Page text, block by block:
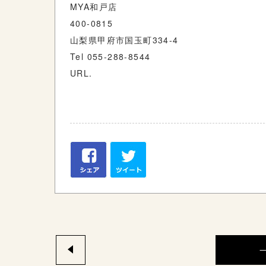
MYA和戸店
400-0815
山梨県甲府市国玉町334-4
Tel 055-288-8544
URL.